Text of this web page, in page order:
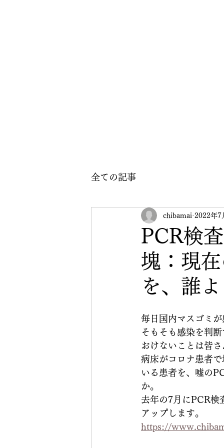
全ての記事
PCR検
塊：現
を、誰
chibamai 2022年7
毎日国内マスゴミが
そもそも感染を判
おけないことは皆さ
病床がコロナ患者
いる患者を、嘘の
か。
去年の7月にPCR検
アップします。
https://